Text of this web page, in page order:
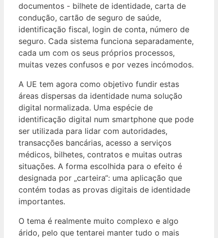
documentos - bilhete de identidade, carta de
condução, cartão de seguro de saúde,
identificação fiscal, login de conta, número de
seguro. Cada sistema funciona separadamente,
cada um com os seus próprios processos,
muitas vezes confusos e por vezes incómodos.
A UE tem agora como objetivo fundir estas
áreas dispersas da identidade numa solução
digital normalizada. Uma espécie de
identificação digital num smartphone que pode
ser utilizada para lidar com autoridades,
transacções bancárias, acesso a serviços
médicos, bilhetes, contratos e muitas outras
situações. A forma escolhida para o efeito é
designada por „carteira“: uma aplicação que
contém todas as provas digitais de identidade
importantes.
O tema é realmente muito complexo e algo
árido, pelo que tentarei manter tudo o mais